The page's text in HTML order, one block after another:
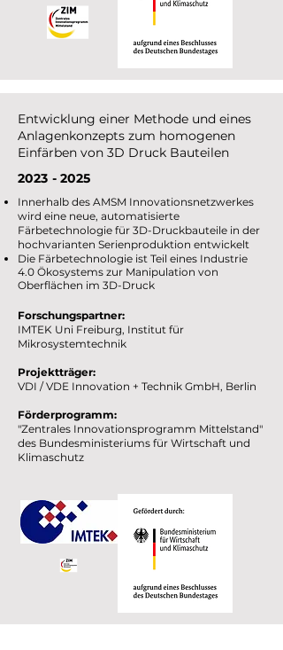
Entwicklung einer Methode und eines
Anlagenkonzepts zum homogenen
Einfärben von 3D Druck Bauteilen
2023 - 2025
Innerhalb des AMSM Innovationsnetzwerkes
wird eine neue, automatisierte
Färbetechnologie für 3D-Druckbauteile in der
hochvarianten Serienproduktion entwickelt
Die Färbetechnologie ist Teil eines Industrie
4.0 Ökosystems zur Manipulation von
Oberflächen im 3D-Druck
Forschungspartner:
IMTEK Uni Freiburg, Institut für
Mikrosystemtechnik
Projektträger:
VDI / VDE Innovation + Technik GmbH, Berlin
Förderprogramm:
"Zentrales Innovationsprogramm Mittelstand"
des Bundesministeriums für Wirtschaft und
Klimaschutz